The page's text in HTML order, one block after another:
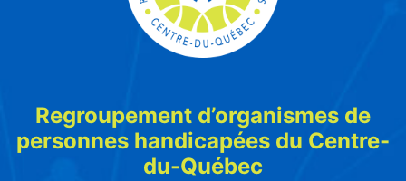
Regroupement d’organismes de
personnes handicapées du Centre-
du-Québec